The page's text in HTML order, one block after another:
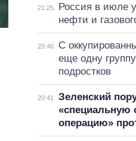
21:25
Россия в июле
нефти и
20:46
С
еще одну
подростков
20:41
Зеленский
«специальную
операцию»